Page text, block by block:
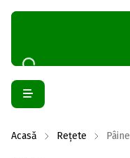
Acasă Rețete Pâine